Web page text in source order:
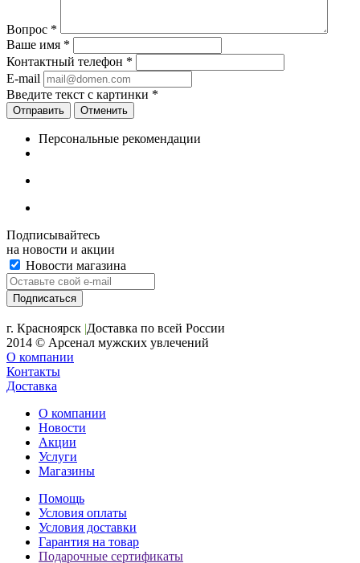
Вопрос *
Ваше имя *
Контактный телефон *
E-mail
Введите текст с картинки *
Отменить
Персональные рекомендации
Подписывайтесь
на новости и акции
Новости магазина
г. Красноярск |Доставка по всей России
2014 © Арсенал мужских увлечений
О компании
Контакты
Доставка
О компании
Новости
Акции
Услуги
Магазины
Помощь
Условия оплаты
Условия доставки
Гарантия на товар
Подарочные сертификаты